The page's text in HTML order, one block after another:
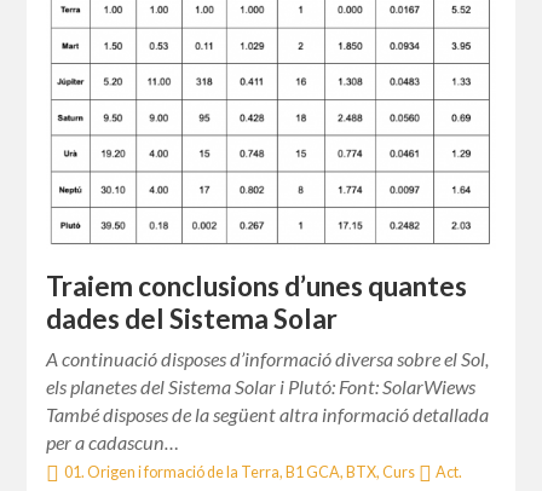
Traiem conclusions d’unes quantes
dades del Sistema Solar
A continuació disposes d’informació diversa sobre el Sol,
els planetes del Sistema Solar i Plutó: Font: SolarWiews
També disposes de la següent altra informació detallada
per a cadascun…
01. Origen i formació de la Terra, B1 GCA, BTX, Curs
Act.